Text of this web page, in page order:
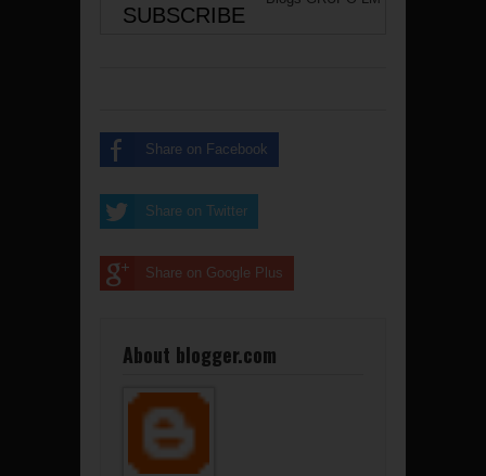
Share on Facebook
Share on Twitter
Share on Google Plus
About blogger.com